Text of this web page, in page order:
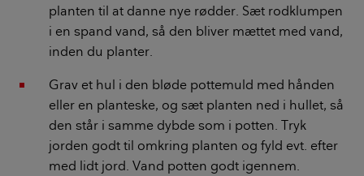
planten til at danne nye rødder. Sæt rodklumpen
i en spand vand, så den bliver mættet med vand,
inden du planter.
Grav et hul i den bløde pottemuld med hånden
eller en planteske, og sæt planten ned i hullet, så
den står i samme dybde som i potten. Tryk
jorden godt til omkring planten og fyld evt. efter
med lidt jord. Vand potten godt igennem.